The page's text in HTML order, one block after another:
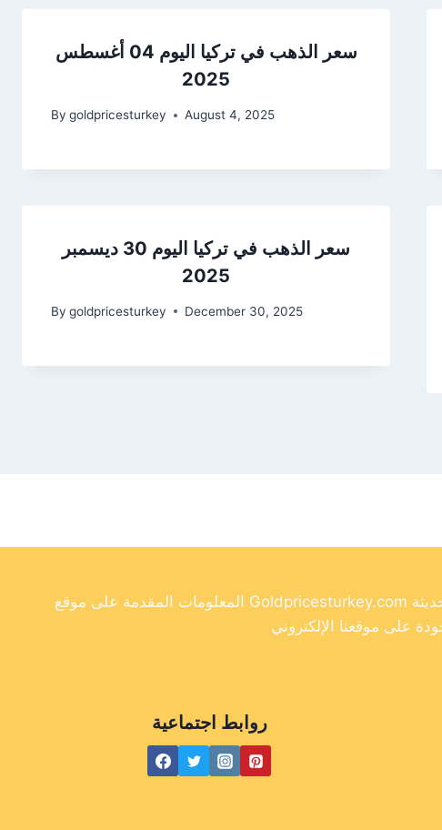
سعر الذهب في تركيا اليوم 04 أغسطس
2025
By goldpricesturkey August 4, 2025
سعر الذهب في تركيا اليوم 30 ديسمبر
2025
By goldpricesturkey December 30, 2025
المعلومات المقدمة على موقع Goldpricesturkey.com مخصصة لأغراض إعلامية فقط ولا ينبغي اعتبارها نصيحة مالية. وفي حين أننا نسعى جاهدين لتوفير معلومات دقيقة وحديثة
روابط اجتماعية